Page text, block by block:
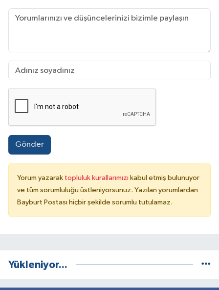
Gönder
Yorum yazarak topluluk kurallarımızı kabul etmiş bulunuyor
ve tüm sorumluluğu üstleniyorsunuz. Yazılan yorumlardan
Bayburt Postası hiçbir şekilde sorumlu tutulamaz.
Yükleniyor...